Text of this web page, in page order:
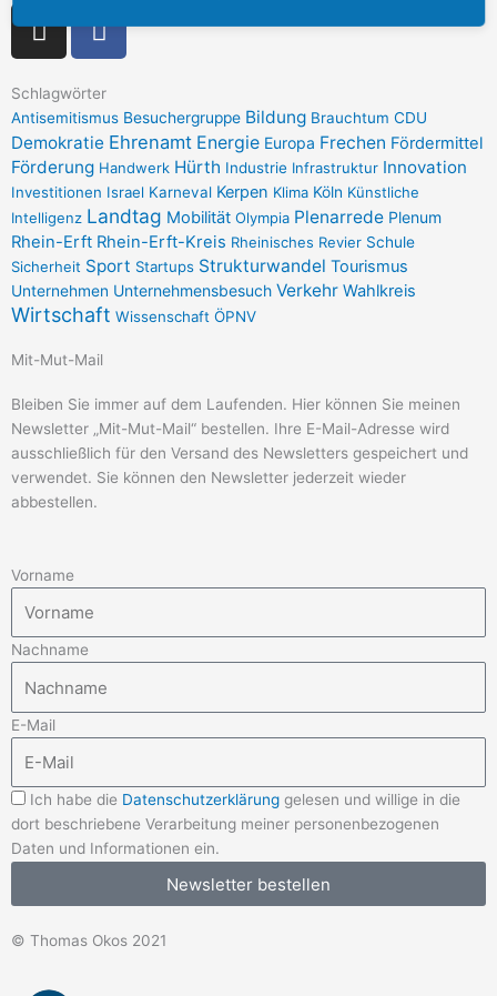
n
t
a
g
r
a
m
a
e
b
o
o
k
-
f
Schlagwörter
Antisemitismus Besuchergruppe Bildung Brauchtum CDU
Demokratie Ehrenamt Energie Europa Frechen Fördermittel
Förderung Handwerk Hürth Industrie Infrastruktur Innovation
Investitionen Israel Karneval Kerpen Klima Köln Künstliche
Intelligenz Landtag Mobilität Olympia Plenarrede Plenum
Rhein-Erft Rhein-Erft-Kreis Rheinisches Revier Schule
Sicherheit Sport Startups Strukturwandel Tourismus
Unternehmen Unternehmensbesuch Verkehr Wahlkreis
Wirtschaft Wissenschaft ÖPNV
Mit-Mut-Mail
Bleiben Sie immer auf dem Laufenden. Hier können Sie meinen
Newsletter „Mit-Mut-Mail“ bestellen. Ihre E-Mail-Adresse wird
ausschließlich für den Versand des Newsletters gespeichert und
verwendet. Sie können den Newsletter jederzeit wieder
abbestellen.
Vorname
Nachname
E-Mail
Ich habe die Datenschutzerklärung gelesen und willige in die
dort beschriebene Verarbeitung meiner personenbezogenen
Daten und Informationen ein.
Newsletter bestellen
© Thomas Okos 2021